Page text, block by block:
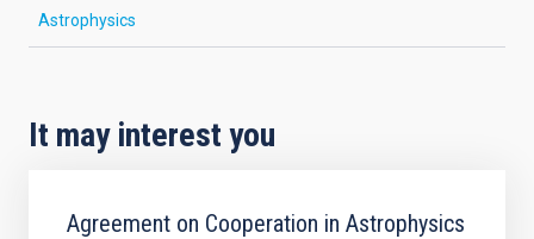
Astrophysics
It may interest you
Agreement on Cooperation in Astrophysics